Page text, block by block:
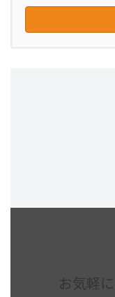
お気軽